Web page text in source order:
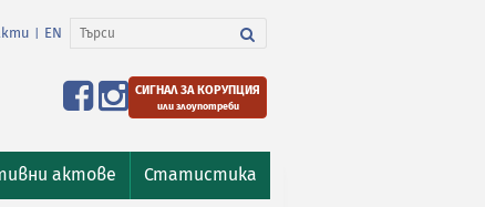
EN
СИГНАЛ ЗА КОРУПЦИЯ
или злоупотреби
актове Статистика